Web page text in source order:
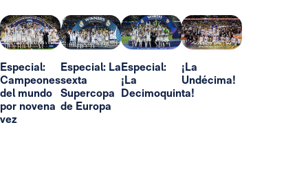
Especial:
Campeones
del mundo
por novena
vez
Especial: La
sexta
Supercopa
de Europa
Especial:
¡La
Decimoquinta!
¡La
Undécima!